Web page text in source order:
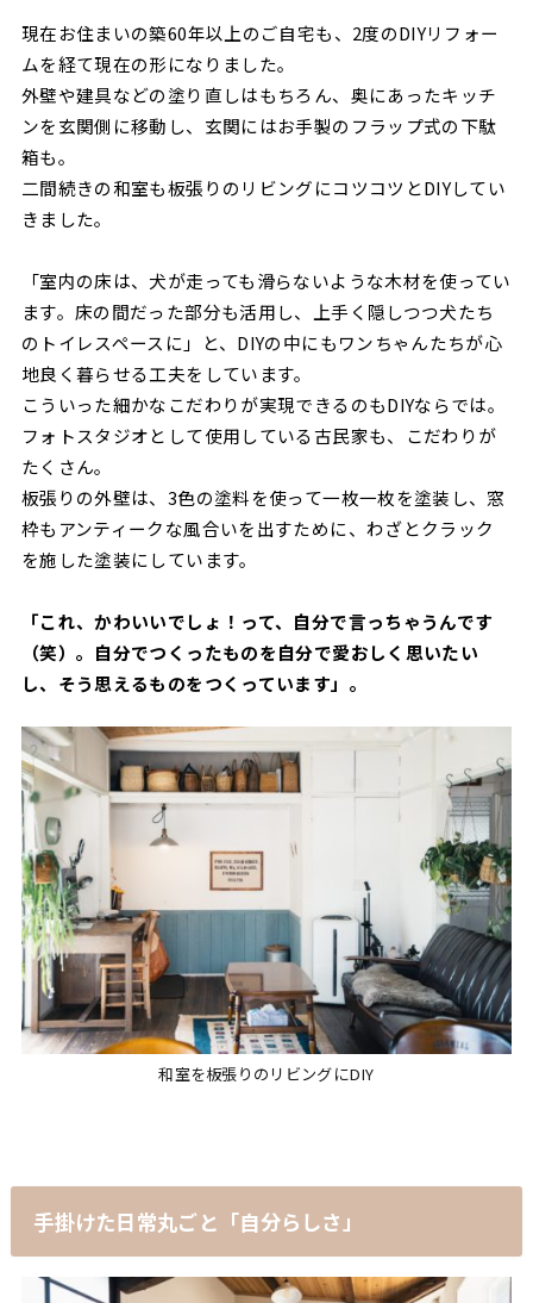
現在お住まいの築60年以上のご自宅も、2度のDIYリフォー
ムを経て現在の形になりました。
外壁や建具などの塗り直しはもちろん、奥にあったキッチ
ンを玄関側に移動し、玄関にはお手製のフラップ式の下駄
箱も。
二間続きの和室も板張りのリビングにコツコツとDIYしてい
きました。
「室内の床は、犬が走っても滑らないような木材を使ってい
ます。床の間だった部分も活用し、上手く隠しつつ犬たち
のトイレスペースに」と、DIYの中にもワンちゃんたちが心
地良く暮らせる工夫をしています。
こういった細かなこだわりが実現できるのもDIYならでは。
フォトスタジオとして使用している古民家も、こだわりが
たくさん。
板張りの外壁は、3色の塗料を使って一枚一枚を塗装し、窓
枠もアンティークな風合いを出すために、わざとクラック
を施した塗装にしています。
「これ、かわいいでしょ！って、自分で言っちゃうんです
（笑）。自分でつくったものを自分で愛おしく思いたい
し、そう思えるものをつくっています」。
和室を板張りのリビングにDIY
手掛けた日常丸ごと「自分らしさ」